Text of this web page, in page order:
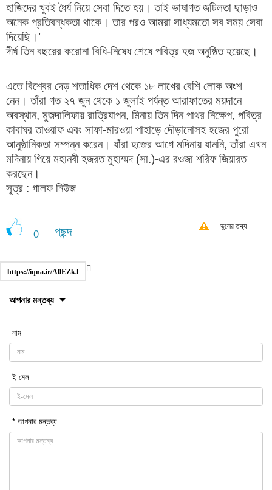
হাজিদের খুবই ধৈর্য নিয়ে সেবা দিতে হয়। তাই ভাষাগত জটিলতা ছাড়াও
অনেক প্রতিবন্ধকতা থাকে। তার পরও আমরা সাধ্যমতো সব সময় সেবা
দিয়েছি।’
দীর্ঘ তিন বছরের করোনা বিধি-নিষেধ শেষে পবিত্র হজ অনুষ্ঠিত হয়েছে।
এতে বিশ্বের দেড় শতাধিক দেশ থেকে ১৮ লাখের বেশি লোক অংশ
নেন। তাঁরা গত ২৭ জুন থেকে ১ জুলাই পর্যন্ত আরাফাতের ময়দানে
অবস্থান, মুজদালিফায় রাত্রিযাপন, মিনায় তিন দিন পাথর নিক্ষেপ, পবিত্র
কাবাঘর তাওয়াফ এবং সাফা-মারওয়া পাহাড়ে দৌড়ানোসহ হজের পুরো
আনুষ্ঠানিকতা সম্পন্ন করেন। যাঁরা হজের আগে মদিনায় যাননি, তাঁরা এখন
মদিনায় গিয়ে মহানবী হজরত মুহাম্মদ (সা.)-এর রওজা শরিফ জিয়ারত
করছেন।
সূত্র : গালফ নিউজ
0 পছন্দ ভুলের তথ্য
https://iqna.ir/A0EZkJ
আপনার মন্তব্য
নাম
ই-মেল
* আপনার মন্তব্য